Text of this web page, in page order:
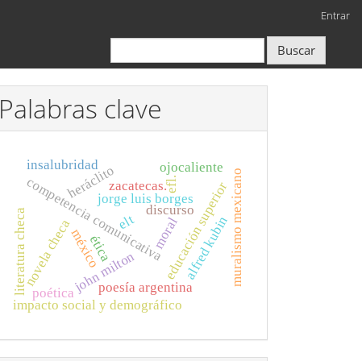
Entrar
Buscar
Palabras clave
discurso
competencia comunicativaeducación superior
jorge luis borges
heráclito
john milton
poesía argentina
ética moral
méxico alfred kubin
novela checa
literatura checa elt
efl. muralismo mexicano
impacto social y demográfico
ojocaliente
zacatecas.
insalubridad
poética